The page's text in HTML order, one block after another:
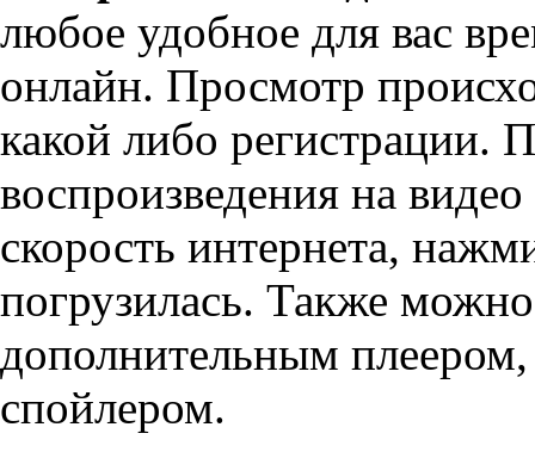
любое удобное для вас
онлайн. Просмотр
какой либо регистрации.
воспроизведения на
скорость интернета,
погрузилась. Также можно
дополнительным
спойлером.